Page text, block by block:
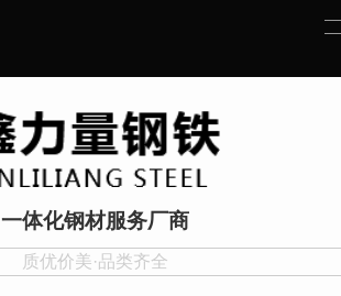
一体化钢材服务厂商
质优价美·品类齐全